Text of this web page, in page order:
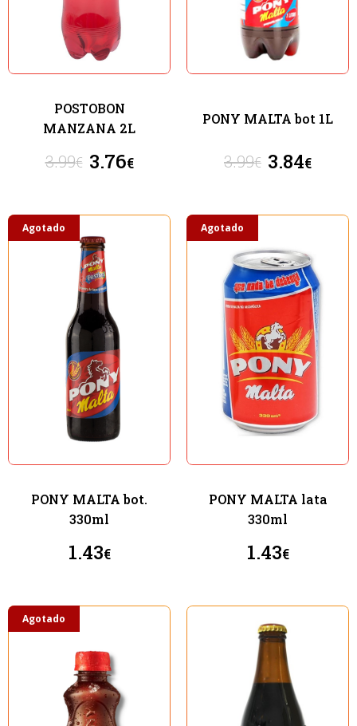
POSTOBON
MANZANA 2L
3.99€ 3.76€
PONY MALTA bot 1L
3.99€ 3.84€
Agotado
PONY MALTA bot.
330ml
1.43€
Agotado
PONY MALTA lata
330ml
1.43€
Agotado